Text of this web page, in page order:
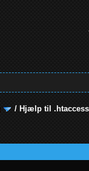
/ Hjælp til